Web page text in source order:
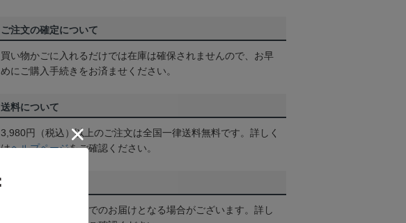
ご注文の確定について
買い物かごに入れるだけでは在庫は確保されませんので、お早
めにご購入手続きをお済ませください。
送料について
3,980円（税込）以上のご注文は全国一律送料無料です。詳しく
はヘルプページをご確認ください。
配送方法について
一部商品はメール便でのお届けとなる場合がございます。詳し